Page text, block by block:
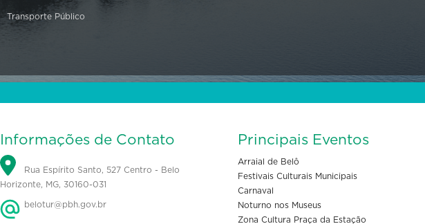
Transporte Público
Informações de Contato
Rua Espírito Santo, 527 Centro - Belo
Horizonte, MG, 30160-031
belotur@pbh.gov.br
Principais Eventos
Arraial de Belô
Festivais Culturais Municipais
Carnaval
Noturno nos Museus
Zona Cultura Praça da Estação